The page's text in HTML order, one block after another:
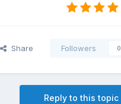
Share Followers 0
Reply to this topic